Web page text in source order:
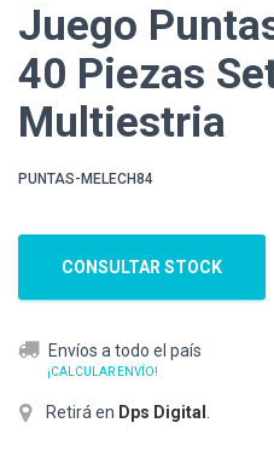
Juego
40 Piezas
Multiestria
PUNTAS-MELECH84
CONSULTAR STOCK
Envíos a todo el país
¡CALCULAR ENVÍO!
Retirá en Dps Digital